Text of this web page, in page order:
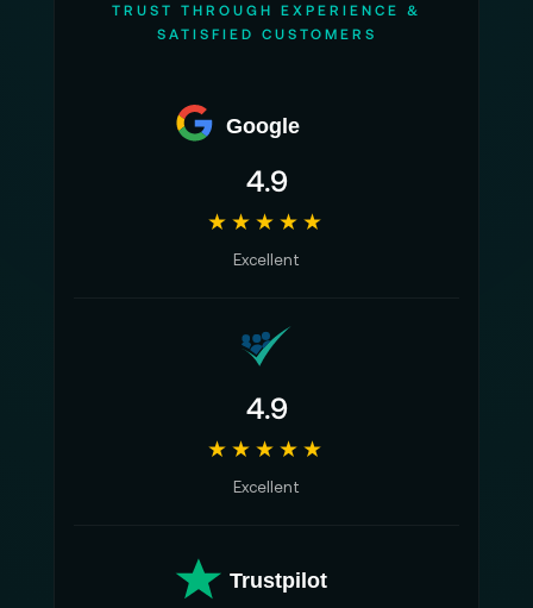
TRUST THROUGH EXPERIENCE &
SATISFIED CUSTOMERS
Google
4.9
★★★★★
Excellent
4.9
★★★★★
Excellent
Trustpilot